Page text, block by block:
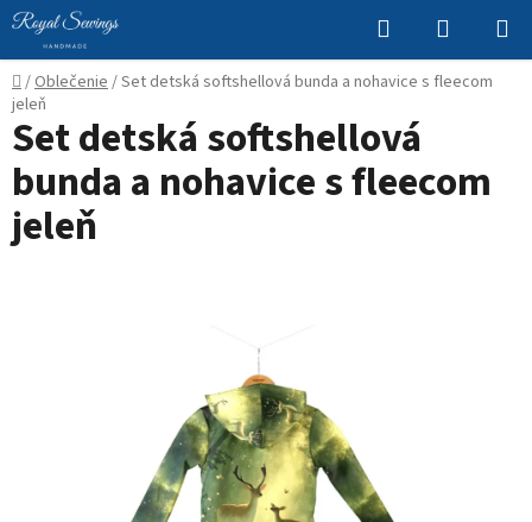
Prejsť
na
obsah
Hľadať
KOŠÍK
Domov
/Oblečenie/Set detská softshellová bunda a nohavice s fleecom
jeleň
Set detská softshellová
bunda a nohavice s fleecom
jeleň